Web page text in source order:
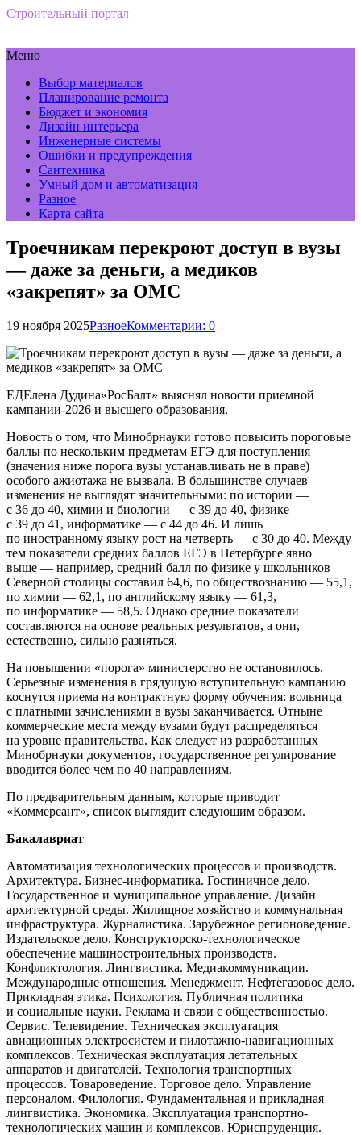
Строительный портал
Меню
Выбор материалов
Планирование ремонта
Бюджет и экономия
Дизайн интерьера
Инженерные системы
Ошибки и предупреждения
Сантехника
Умный дом и автоматизация
Разное
Карта сайта
Троечникам перекроют доступ в вузы
— даже за деньги, а медиков
«закрепят» за ОМС
19 ноября 2025РазноеКомментарии: 0
ЕДЕлена Дудина«РосБалт» выяснял новости приемной
кампании-2026 и высшего образования.
Новость о том, что Минобрнауки готово повысить пороговые
баллы по нескольким предметам ЕГЭ для поступления
(значения ниже порога вузы устанавливать не в праве)
особого ажиотажа не вызвала. В большинстве случаев
изменения не выглядят значительными: по истории —
с 36 до 40, химии и биологии — с 39 до 40, физике —
с 39 до 41, информатике — с 44 до 46. И лишь
по иностранному языку рост на четверть — с 30 до 40. Между
тем показатели средних баллов ЕГЭ в Петербурге явно
выше — например, средний балл по физике у школьников
Северной столицы составил 64,6, по обществознанию — 55,1,
по химии — 62,1, по английскому языку — 61,3,
по информатике — 58,5. Однако средние показатели
составляются на основе реальных результатов, а они,
естественно, сильно разняться.
На повышении «порога» министерство не остановилось.
Серьезные изменения в грядущую вступительную кампанию
коснутся приема на контрактную форму обучения: вольница
с платными зачислениями в вузы заканчивается. Отныне
коммерческие места между вузами будут распределяться
на уровне правительства. Как следует из разработанных
Минобрнауки документов, государственное регулирование
вводится более чем по 40 направлениям.
По предварительным данным, которые приводит
«Коммерсант», список выглядит следующим образом.
Бакалавриат
Автоматизация технологических процессов и производств.
Архитектура. Бизнес-информатика. Гостиничное дело.
Государственное и муниципальное управление. Дизайн
архитектурной среды. Жилищное хозяйство и коммунальная
инфраструктура. Журналистика. Зарубежное регионоведение.
Издательское дело. Конструкторско-технологическое
обеспечение машиностроительных производств.
Конфликтология. Лингвистика. Медиакоммуникации.
Международные отношения. Менеджмент. Нефтегазовое дело.
Прикладная этика. Психология. Публичная политика
и социальные науки. Реклама и связи с общественностью.
Сервис. Телевидение. Техническая эксплуатация
авиационных электросистем и пилотажно-навигационных
комплексов. Техническая эксплуатация летательных
аппаратов и двигателей. Технология транспортных
процессов. Товароведение. Торговое дело. Управление
персоналом. Филология. Фундаментальная и прикладная
лингвистика. Экономика. Эксплуатация транспортно-
технологических машин и комплексов. Юриспруденция.